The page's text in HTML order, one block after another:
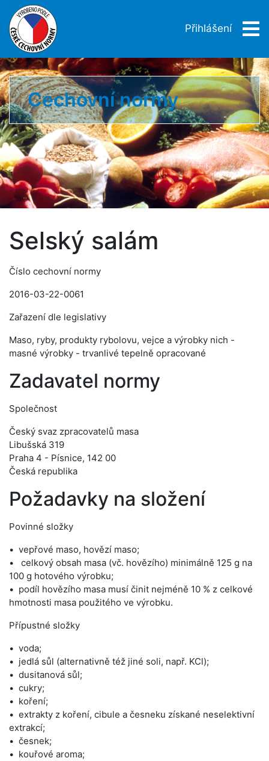
Přihlášení
Cechovní normy
Selský salám
Číslo cechovní normy
2016-03-22-0061
Zařazení dle legislativy
Maso, ryby, produkty rybolovu, vejce a výrobky nich -
masné výrobky - trvanlivé tepelně opracované
Zadavatel normy
Společnost
Český svaz zpracovatelů masa
Libušská 319
Praha 4 - Písnice, 142 00
Česká republika
Požadavky na složení
Povinné složky
vepřové maso, hovězí maso;
celkový obsah masa (vč. hovězího) minimálně 125 g na
100 g hotového výrobku;
podíl hovězího masa musí činit nejméně 10 % z celkové
hmotnosti masa použitého ve výrobku.
Přípustné složky
voda;
jedlá sůl (alternativně též jiné soli, např. KCl);
dusitanová sůl;
cukry;
koření;
extrakty z koření, cibule a česneku získané neselektivní
extrakcí;
česnek;
kouřové aroma;